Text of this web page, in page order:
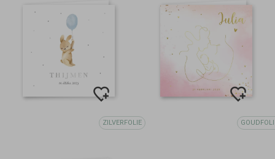
ZILVERFOLIE